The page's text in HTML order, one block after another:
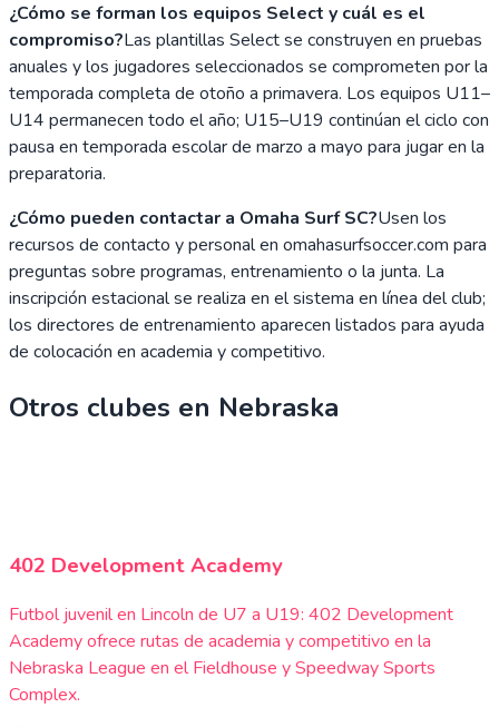
¿Cómo se forman los equipos Select y cuál es el
compromiso?Las plantillas Select se construyen en pruebas
anuales y los jugadores seleccionados se comprometen por la
temporada completa de otoño a primavera. Los equipos U11–
U14 permanecen todo el año; U15–U19 continúan el ciclo con
pausa en temporada escolar de marzo a mayo para jugar en la
preparatoria.
¿Cómo pueden contactar a Omaha Surf SC?Usen los
recursos de contacto y personal en omahasurfsoccer.com para
preguntas sobre programas, entrenamiento o la junta. La
inscripción estacional se realiza en el sistema en línea del club;
los directores de entrenamiento aparecen listados para ayuda
de colocación en academia y competitivo.
Otros clubes en Nebraska
402 Development Academy
Futbol juvenil en Lincoln de U7 a U19: 402 Development
Academy ofrece rutas de academia y competitivo en la
Nebraska League en el Fieldhouse y Speedway Sports
Complex.